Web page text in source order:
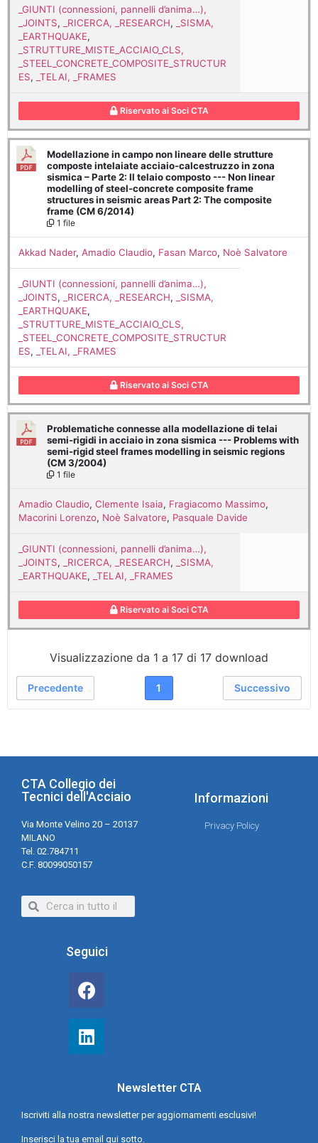
_GIUNTI (connessioni, pannelli d’anima…),
_JOINTS, _RICERCA, _RESEARCH,
_SISMA,
_EARTHQUAKE,
_STRUTTURE_MISTE_ACCIAIO_CLS,
_STEEL_CONCRETE_COMPOSITE_STRUCTUR
ES, _TELAI, _FRAMES
Riservato ai Soci CTA
Modellazione in campo non lineare delle strutture
composte intelaiate acciaio-calcestruzzo in zona
sismica – Parte 2: Il telaio composto --- Non linear
modelling of steel-concrete composite frame
structures in seismic areas Part 2: The composite
frame (CM 6/2014)
1 file
Akkad Nader, Amadio Claudio, Fasan Marco, Noè Salvatore
_GIUNTI (connessioni, pannelli d’anima…),
_JOINTS, _RICERCA, _RESEARCH,
_SISMA,
_EARTHQUAKE,
_STRUTTURE_MISTE_ACCIAIO_CLS,
_STEEL_CONCRETE_COMPOSITE_STRUCTUR
ES, _TELAI, _FRAMES
Riservato ai Soci CTA
Problematiche connesse alla modellazione di telai
semi-rigidi in acciaio in zona sismica --- Problems with
semi-rigid steel frames modelling in seismic regions
(CM 3/2004)
1 file
Amadio Claudio, Clemente Isaia, Fragiacomo Massimo,
Macorini Lorenzo, Noè Salvatore, Pasquale Davide
_GIUNTI (connessioni, pannelli d’anima…),
_JOINTS, _RICERCA, _RESEARCH,
_SISMA,
_EARTHQUAKE, _TELAI, _FRAMES
Riservato ai Soci CTA
Visualizzazione da 1 a 17 di 17 download
Precedente 1 Successivo
CTA Collegio dei
Tecnici dell'Acciaio
Via Monte Velino 20 – 20137
MILANO
Tel. 02.784711
C.F. 80099050157
Informazioni
Privacy Policy
Seguici
Newsletter CTA
Iscriviti alla nostra newsletter per aggiornamenti esclusivi!
Inserisci la tua email qui sotto.